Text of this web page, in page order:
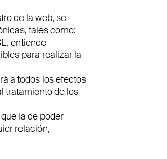
de la web, se
tales como:
entiende
para realizar la
a todos los efectos
tratamiento de los
la de poder
relación,